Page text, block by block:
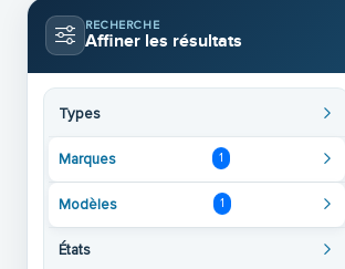
RECHERCHE
Affiner les résultats
Types
Marques 1
Modèles 1
États